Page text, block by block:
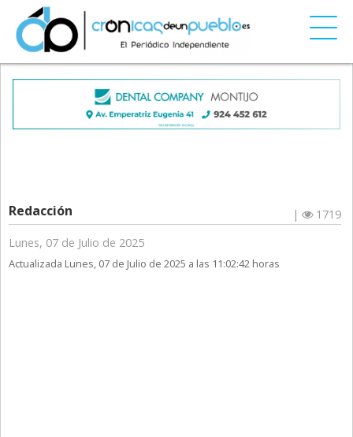
Redacción |
1719
Lunes, 07 de Julio de 2025
Actualizada Lunes, 07 de Julio de 2025 a las 11:02:42 horas